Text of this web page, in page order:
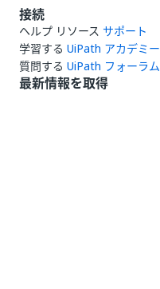
接続
ヘルプ リソース サポート
学習する UiPath アカデミー
質問する UiPath フォーラム
最新情報を取得